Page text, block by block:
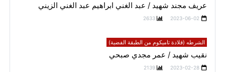
عريف مجند شهيد / عبد الغني ابراهيم عبد الغني الزيني
2023-06-02
2633
الشرطه (قلادة تاميكوم من الطبقة الفضية)
نقيب شهيد / عمر مجدي صبحي
2023-02-28
2139